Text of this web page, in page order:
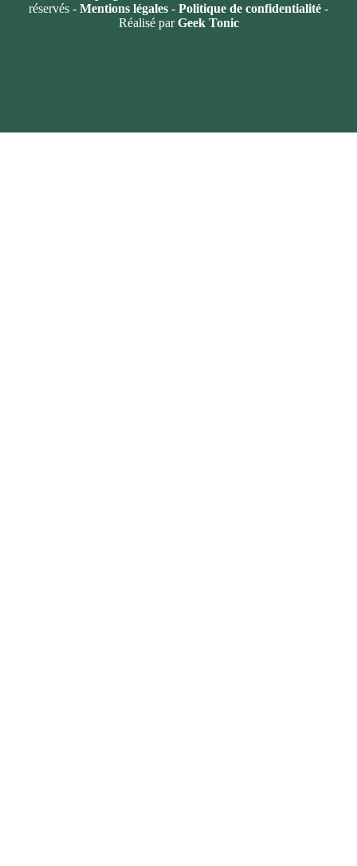
réservés - Mentions légales - Politique de confidentialité -
Réalisé parGeek Tonic